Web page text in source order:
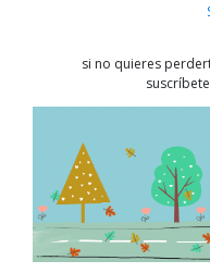
si no quieres